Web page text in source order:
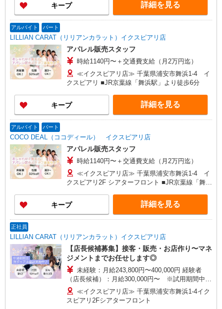
給1,355円 ※資格・経験による
キープ 詳細を見る
アルバイト パート
LILLIAN CARAT（リリアンカラット）イクスピアリ店
アパレル販売スタッフ
時給1140円〜＋交通費支給（月2万円迄）
≪イクスピアリ店≫ 千葉県浦安市舞浜1-4 イ
クスピアリ ■JR京葉線「舞浜駅」より徒歩6分
キープ 詳細を見る
アルバイト パート
COCO DEAL（ココディール） イクスピアリ店
アパレル販売スタッフ
時給1140円〜＋交通費支給（月2万円迄）
≪イクスピアリ店≫ 千葉県浦安市舞浜1-4 イ
クスピアリ2F シアターフロント ■JR京葉線「舞浜
キープ 詳細を見る
正社員
LILLIAN CARAT（リリアンカラット）イクスピアリ店
【店長候補募集】接客・販売・お店作り〜マネ
ジメントまでお任せします◎
未経験：月給243,800円〜400,000円 経験者
（店長候補）：月給300,000円〜 ※試用期間中は
270,000円〜 ★固定残業手当：30,800円（月給に
含む） ※経験・能力考慮 ※固定残業時間は1ヶ月
あたり20時間、超過時は追加で残業手当支給 ※月
≪イクスピアリ店≫ 千葉県浦安市舞浜1-4イク
スピアリ2Fシアターフロント